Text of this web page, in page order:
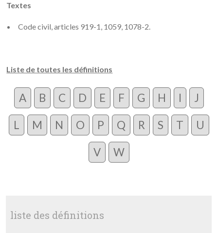
Textes
Code civil, articles 919-1, 1059, 1078-2.
Liste de toutes les définitions
A B C D E F G H I J
L M N O P Q R S T U
V W
liste des définitions